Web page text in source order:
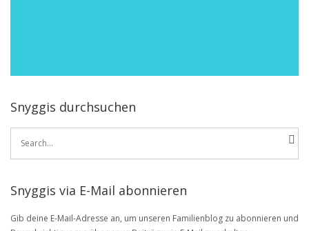
Snyggis durchsuchen
Search
Snyggis via E-Mail abonnieren
Gib deine E-Mail-Adresse an, um unseren Familienblog zu abonnieren und